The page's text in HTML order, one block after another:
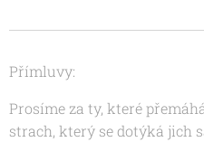
Přímluvy:
Prosíme za ty, které
strach, který se dotýká jich